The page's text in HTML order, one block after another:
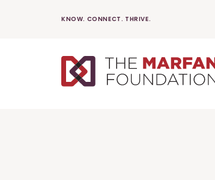
KNOW. CONNECT. THRIVE.